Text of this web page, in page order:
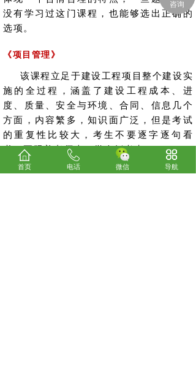
没有学习过这门课程，也能够选出正确的
选项。
《项目管理》
该课程立足于建设工程项目整个建设实
施的全过程，涵盖了建设工程成本、进
度、质量、安全与环境、合同、信息几个
方面，内容繁多，知识面广泛，但是考试
的重复性比较大，考生不要逐字逐句看
书，要跟着老师走，学会抓考点。
《实务科目》
首页 电话 微信 导航
咨询